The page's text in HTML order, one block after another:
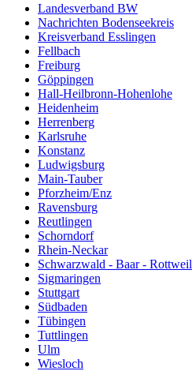
Landesverband BW
Nachrichten Bodenseekreis
Kreisverband Esslingen
Fellbach
Freiburg
Göppingen
Hall-Heilbronn-Hohenlohe
Heidenheim
Herrenberg
Karlsruhe
Konstanz
Ludwigsburg
Main-Tauber
Pforzheim/Enz
Ravensburg
Reutlingen
Schorndorf
Rhein-Neckar
Schwarzwald - Baar - Rottweil
Sigmaringen
Stuttgart
Südbaden
Tübingen
Tuttlingen
Ulm
Wiesloch